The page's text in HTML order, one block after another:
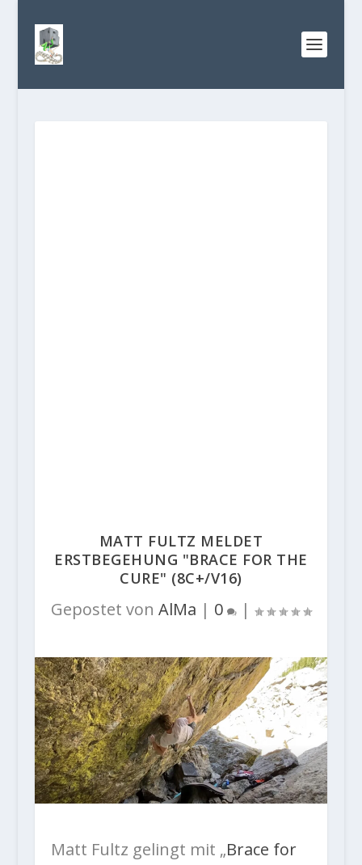
MATT FULTZ MELDET
ERSTBEGEHUNG "BRACE FOR THE
CURE" (8C+/V16)
Gepostet von AlMa | 0 |
Matt Fultz gelingt mit „Brace for